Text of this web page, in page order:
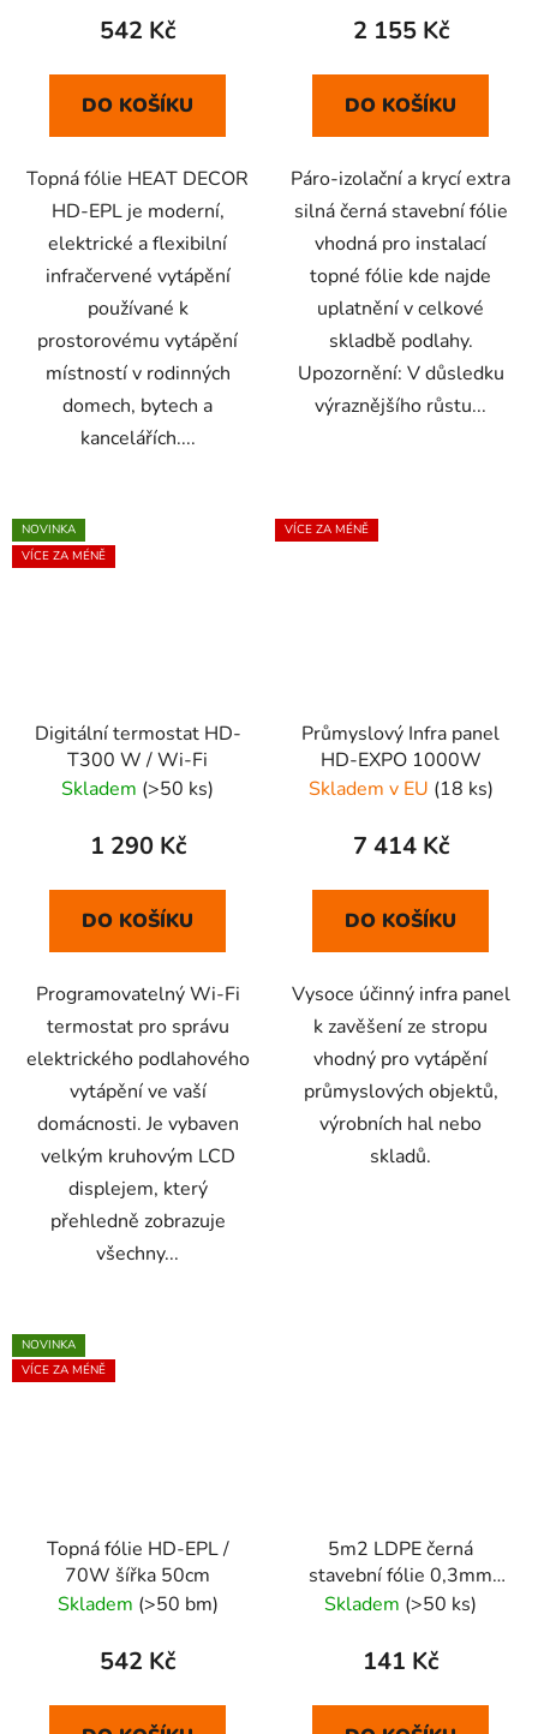
542 Kč
DO KOŠÍKU
Topná fólie HEAT DECOR
HD-EPL je moderní,
elektrické a flexibilní
infračervené vytápění
používané k
prostorovému vytápění
místností v rodinných
domech, bytech a
kancelářích....
2 155 Kč
DO KOŠÍKU
Páro-izolační a krycí extra
silná černá stavební fólie
vhodná pro instalací
topné fólie kde najde
uplatnění v celkové
skladbě podlahy.
Upozornění: V důsledku
výraznějšího růstu...
NOVINKA
VÍCE ZA MÉNĚ
Digitální termostat HD-
T300 W / Wi-Fi
Skladem (>50 ks)
1 290 Kč
DO KOŠÍKU
Programovatelný Wi-Fi
termostat pro správu
elektrického podlahového
vytápění ve vaší
domácnosti. Je vybaven
velkým kruhovým LCD
displejem, který
přehledně zobrazuje
všechny...
VÍCE ZA MÉNĚ
Průmyslový Infra panel
HD-EXPO 1000W
Skladem v EU (18 ks)
7 414 Kč
DO KOŠÍKU
Vysoce účinný infra panel
k zavěšení ze stropu
vhodný pro vytápění
průmyslových objektů,
výrobních hal nebo
skladů.
NOVINKA
VÍCE ZA MÉNĚ
Topná fólie HD-EPL /
70W šířka 50cm
Skladem (>50 bm)
542 Kč
5m2 LDPE černá
stavební fólie 0,3mm
PRAXA
Skladem (>50 ks)
141 Kč